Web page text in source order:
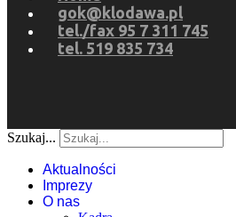
gok@klodawa.pl
tel./fax 95 7 311 745
tel. 519 835 734
Szukaj...
Aktualności
Imprezy
O nas